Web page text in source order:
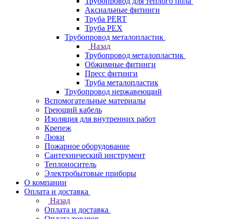
Аксиальные фитинги
Труба PERT
Труба PEX
Трубопровод металопластик
Назад
Трубопровод металопластик
Обжимные фитинги
Пресс фитинги
Труба металопластик
Трубопровод нержавеющий
Вспомогательные материалы
Греющий кабель
Изоляция для внутренних работ
Крепеж
Люки
Пожарное оборудование
Сантехнический инструмент
Теплоноситель
Электробытовые приборы
О компании
Оплата и доставка
Назад
Оплата и доставка